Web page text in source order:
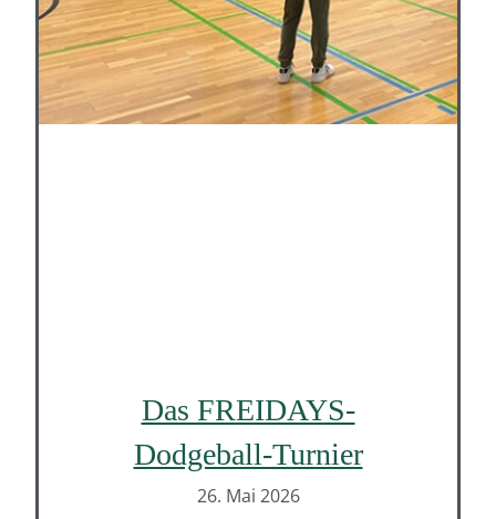
Das FREIDAYS-
Dodgeball-Turnier
26. Mai 2026